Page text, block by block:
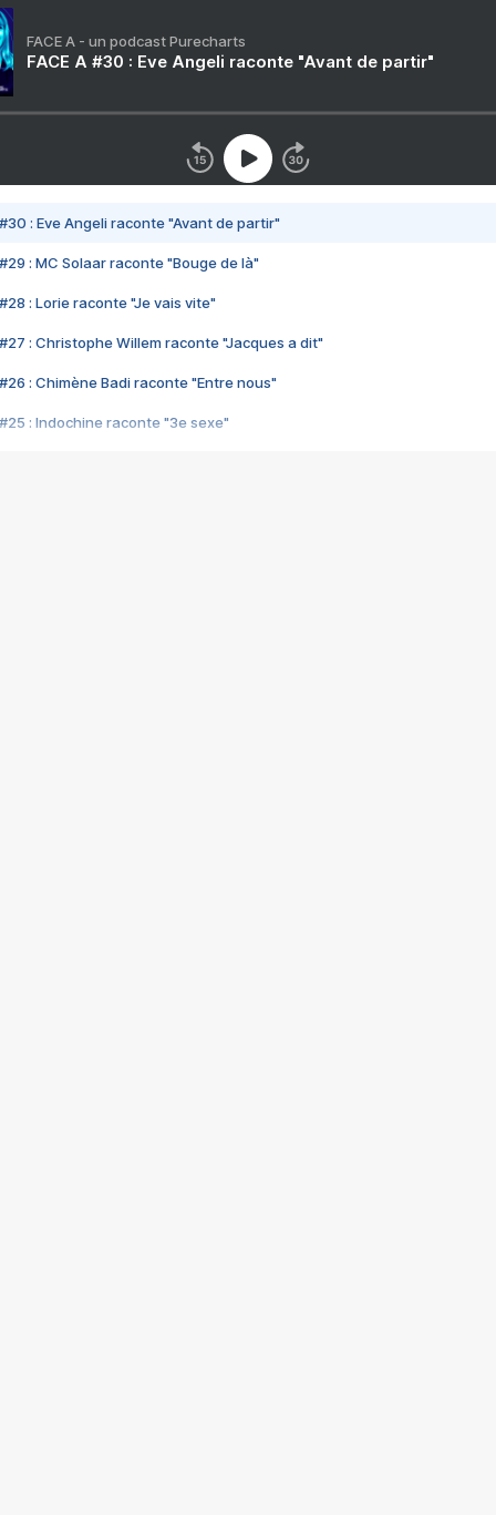
FACE A - un podcast Purecharts
FACE A #30 : Eve Angeli raconte "Avant de partir"
#30 : Eve Angeli raconte "Avant de partir"
#29 : MC Solaar raconte "Bouge de là"
#28 : Lorie raconte "Je vais vite"
#27 : Christophe Willem raconte "Jacques a dit"
#26 : Chimène Badi raconte "Entre nous"
#25 : Indochine raconte "3e sexe"